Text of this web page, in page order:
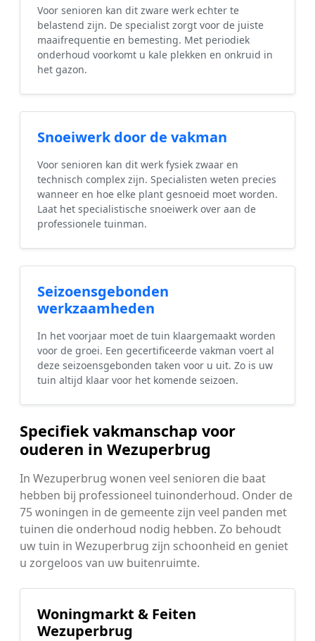
Voor senioren kan dit zware werk echter te
belastend zijn. De specialist zorgt voor de juiste
maaifrequentie en bemesting. Met periodiek
onderhoud voorkomt u kale plekken en onkruid in
het gazon.
Snoeiwerk door de vakman
Voor senioren kan dit werk fysiek zwaar en
technisch complex zijn. Specialisten weten precies
wanneer en hoe elke plant gesnoeid moet worden.
Laat het specialistische snoeiwerk over aan de
professionele tuinman.
Seizoensgebonden
werkzaamheden
In het voorjaar moet de tuin klaargemaakt worden
voor de groei. Een gecertificeerde vakman voert al
deze seizoensgebonden taken voor u uit. Zo is uw
tuin altijd klaar voor het komende seizoen.
Specifiek vakmanschap voor
ouderen in Wezuperbrug
In Wezuperbrug wonen veel senioren die baat
hebben bij professioneel tuinonderhoud. Onder de
75 woningen in de gemeente zijn veel panden met
tuinen die onderhoud nodig hebben. Zo behoudt
uw tuin in Wezuperbrug zijn schoonheid en geniet
u zorgeloos van uw buitenruimte.
Woningmarkt & Feiten
Wezuperbrug